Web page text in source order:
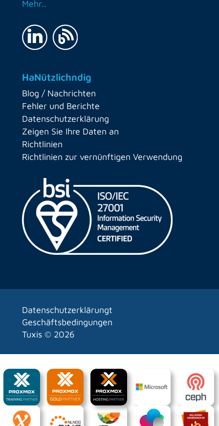
Mehr..
HaNützlichndig
Blog / Nachrichten
Fehler und Berichte
Datenschutzerklärung
Zeigen Sie Ihre Daten an
Richtlinien
Richtlinien zur vernünftigen Verwendung
Datenschutzerklärungt
Geschäftsbedingungen
Tuxis © 2026